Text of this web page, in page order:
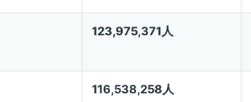
123,975,371人
116,538,258人